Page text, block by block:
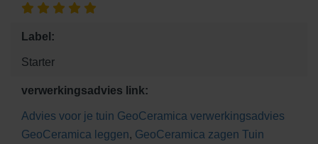
Label:
Starter
verwerkingsadvies link:
Advies voor je tuin GeoCeramica verwerkingsadvies
GeoCeramica leggen, GeoCeramica zagen Tuin